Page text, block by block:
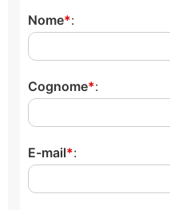
Nome :
Cognome :
E-mail :